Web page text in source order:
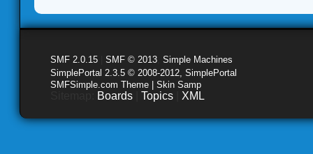
SMF 2.0.15 SMF © 2013 Simple Machines
SimplePortal 2.3.5 © 2008-2012, SimplePortal
SMFSimple.com Theme | Skin Samp
Boards Topics XML